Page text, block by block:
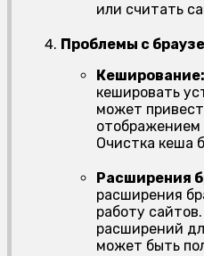
или считать
Проблемы с
Кеширование:
кешировать
может
отображением
Очистка кеша
Расширения
расширения
работу
расширений
может быть